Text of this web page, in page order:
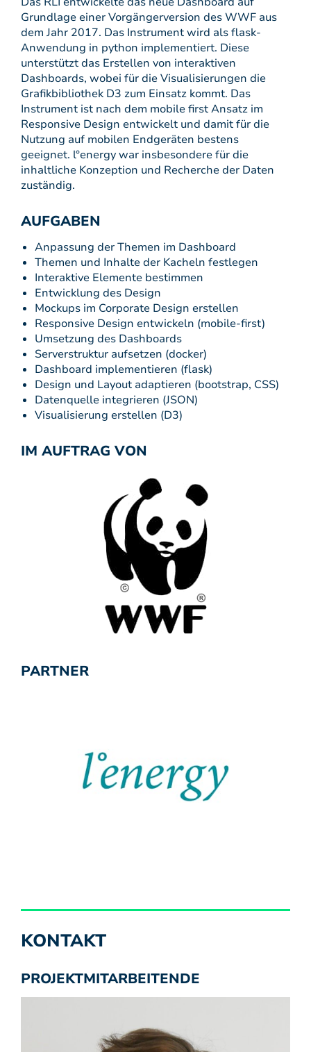
Grundlage einer Vorgängerversion des WWF aus
dem Jahr 2017. Das Instrument wird als flask-
Anwendung in python implementiert. Diese
unterstützt das Erstellen von interaktiven
Dashboards, wobei für die Visualisierungen die
Grafikbibliothek D3 zum Einsatz kommt. Das
Instrument ist nach dem mobile first Ansatz im
Responsive Design entwickelt und damit für die
Nutzung auf mobilen Endgeräten bestens
geeignet. l°energy war insbesondere für die
inhaltliche Konzeption und Recherche der Daten
zuständig.
AUFGABEN
Anpassung der Themen im Dashboard
Themen und Inhalte der Kacheln festlegen
Interaktive Elemente bestimmen
Entwicklung des Design
Mockups im Corporate Design erstellen
Responsive Design entwickeln (mobile-first)
Umsetzung des Dashboards
Serverstruktur aufsetzen (docker)
Dashboard implementieren (flask)
Design und Layout adaptieren (bootstrap, CSS)
Datenquelle integrieren (JSON)
Visualisierung erstellen (D3)
IM AUFTRAG VON
PARTNER
KONTAKT
PROJEKTMITARBEITENDE